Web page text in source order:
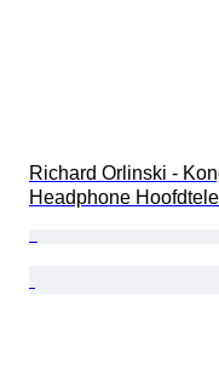
Richard Orlinski -
Headphone